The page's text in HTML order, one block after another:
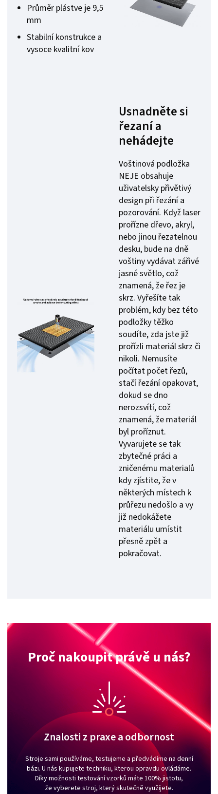
Průměr plástve je 9,5
mm
Stabilní konstrukce a
vysoce kvalitní kov
Usnadněte si
řezaní a
nehádejte
Voštinová podložka
NEJE obsahuje
uživatelsky přivětivý
design při řezání a
pozorování. Když laser
prořízne dřevo, akryl,
nebo jinou řezatelnou
desku, bude na dně
voštiny vydávat zářivé
jasné světlo, což
znamená, že řez je
skrz. Vyřešíte tak
problém, kdy bez této
podložky těžko
soudíte, zda jste již
prořízli materiál skrz či
nikoli. Nemusíte
počítat počet řezů,
stačí řezání opakovat,
dokud se dno
nerozsvítí, což
znamená, že materiál
byl proříznut.
Vyvarujete se tak
zbytečné práci a
zničenému materialů
kdy zjístite, že v
některých místech k
průřezu nedošlo a vy
již nedokážete
materiálu umístit
přesně zpět a
pokračovat.
Proč nakoupit právě u nás?
Znalosti z praxe a odbornost
Stroje sami používáme, testujeme a předvádíme na denní
bázi. U nás kupujete techniku, kterou opravdu ovládáme.
Díky možnosti testování vzorků máte 100% jistotu,
že vyberete stroj, který skutečně využijete.